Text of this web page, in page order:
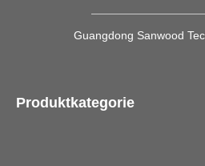
Guangdong Sanwood
Produktkategorie